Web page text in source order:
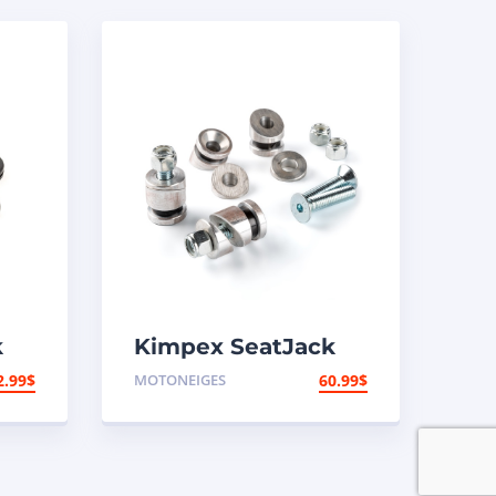
$
Kimpex SeatJack
Tige d’ancrage
MOTONEIGES 60.99$